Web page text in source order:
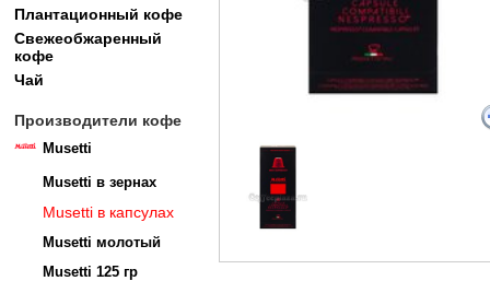
Плантационный кофе
Свежеобжаренный
кофе
Чай
Производители кофе
Musetti
Musetti в зернах
Musetti в капсулах
Musetti молотый
Musetti 125 гр